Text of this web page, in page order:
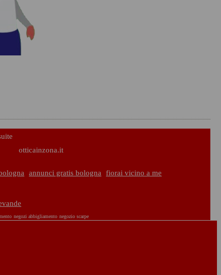
otticainzona.it
annunci gratis bologna
fiorai vicino a me
negozi abbigliamento negozio scarpe